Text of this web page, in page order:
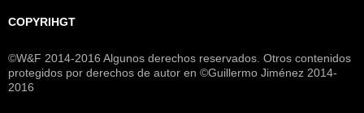
COPYRIHGT
©W&F 2014-2016 Algunos derechos reservados. Otros contenidos
protegidos por derechos de autor en ©Guillermo Jiménez 2014-
2016